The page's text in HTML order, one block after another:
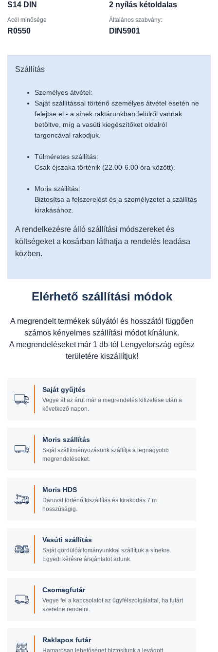
S14 DIN 2 nyílás kétoldalas
Acél minősége
R0550
Általános szabvány:
DIN5901
Szállítás
Személyes átvétel:
Saját szállítással történő személyes átvétel esetén ne
felejtse el - a sínek raktárunkban felülről vannak
betöltve, míg a vasúti kiegészítőket oldalról
targoncával rakodjuk.
Túlméretes szállítás:
Csak éjszaka történik (22.00-6.00 óra között).
Moris szállítás:
Biztosítsa a felszerelést és a személyzetet a szállítás
kirakásához.
A rendelkezésre álló szállítási módszereket és
költségeket a kosárban láthatja a rendelés leadása
közben.
Elérhető szállítási módok
A megrendelt termékek súlyától és hosszától függően
számos kényelmes szállítási módot kínálunk.
A megrendeléseket már 1 db-tól Lengyelország egész
területére kiszállítjuk!
Saját gyűjtés
Vegye át az árut már a megrendelés kifizetése után a
következő napon.
Moris szállítás
Saját szállítmányozásunk szállítja a legnagyobb
megrendeléseket.
Moris HDS
Daruval történő kiszállítás és kirakodás 7 m
hosszúságig.
Vasúti szállítás
Saját gördülőállományunkkal szállítjuk a sínekre.
Egyedi kérésre árajánlatot adunk.
Csomagfutár
Vegye fel a kapcsolatot az ügyfélszolgálattal, ha futárt
szeretne rendelni.
Raklapos futár
Hamarosan lehetőséget biztosítunk a levágott